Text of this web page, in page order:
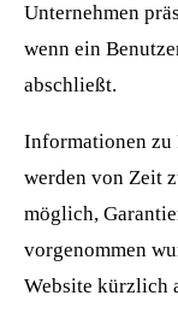
Unternehmen
wenn ein
abschließt.
Informationen zu
werden von Zeit
möglich,
vorgenommen
Website kürzlich